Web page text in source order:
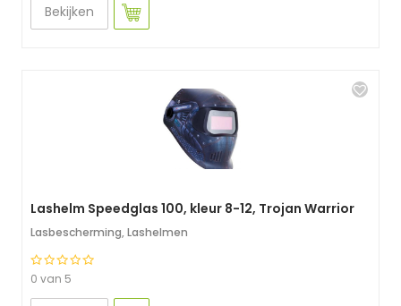
Bekijken
Lashelm Speedglas 100, kleur 8-12, Trojan Warrior
Lasbescherming, Lashelmen
0 van 5